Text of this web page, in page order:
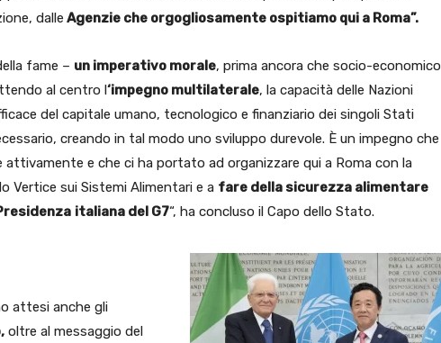
dalle Agenzie che orgogliosamente ospitiamo qui a Roma”.
fame – un imperativo morale, prima ancora che socio-economico
al centro l‘impegno multilaterale, la capacità delle Nazioni
del capitale umano, tecnologico e finanziario dei singoli Stati
creando in tal modo uno sviluppo durevole. È un impegno che
attivamente e che ci ha portato ad organizzare qui a Roma con la
Vertice sui Sistemi Alimentari e a fare della sicurezza alimentare
italiana del G7“, ha concluso il Capo dello Stato.
attesi anche gli
oltre al messaggio del